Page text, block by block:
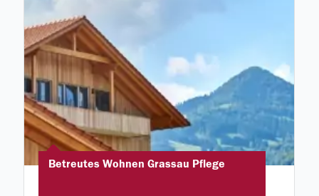
Betreutes Wohnen Grassau Pflege